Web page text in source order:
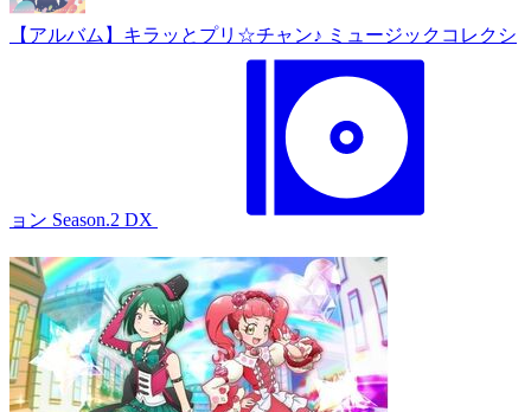
【アルバム】キラッとプリ☆チャン♪ ミュージックコレクシ
ョン Season.2 DX